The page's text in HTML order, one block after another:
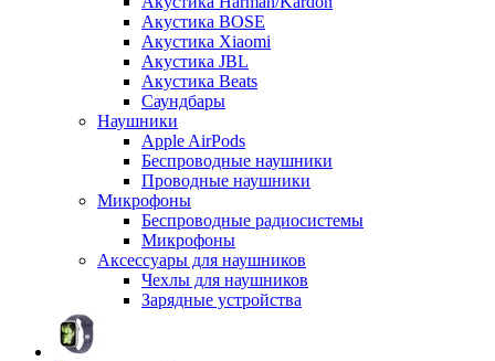
Акустика BOSE
Акустика Xiaomi
Акустика JBL
Акустика Beats
Саундбары
Наушники
Apple AirPods
Беспроводные наушники
Проводные наушники
Микрофоны
Беспроводные радиосистемы
Микрофоны
Аксессуары для наушников
Чехлы для наушников
Зарядные устройства